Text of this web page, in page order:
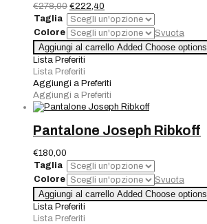
€278,00 Il
prezzo
originale
era:
€278,00.
€222,40
prezzo
attuale
è:
€222,40.
Taglia
Colore
Svuota
Giacca
Joseph
Ribkoff
quantità
Aggiungi al carrello Added Choose options
Lista Preferiti
Lista Preferiti
Aggiungi a Preferiti
Aggiungi a Preferiti
Pantalone Joseph Ribkoff
€180,00
Taglia
Colore
Svuota
Pantalone
Joseph
Ribkoff
Aggiungi al carrello Added Choose options
Lista Preferiti
Lista Preferiti